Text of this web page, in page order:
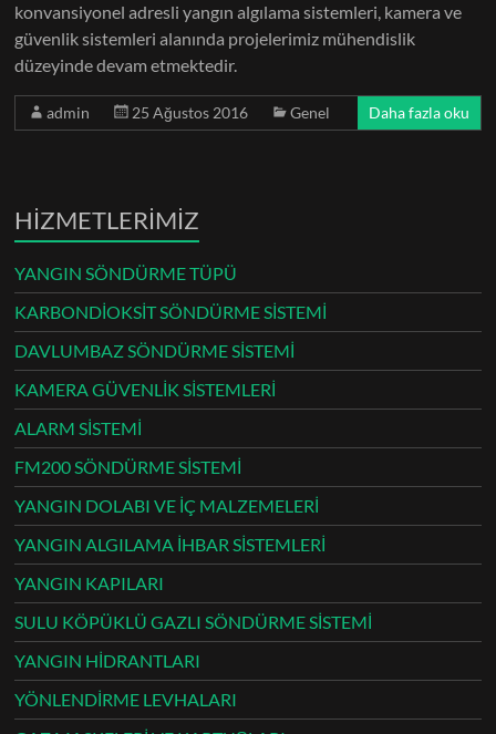
konvansiyonel adresli yangın algılama sistemleri, kamera ve
güvenlik sistemleri alanında projelerimiz mühendislik
düzeyinde devam etmektedir.
admin 25 Ağustos 2016 Genel Daha fazla oku
HİZMETLERİMİZ
YANGIN SÖNDÜRME TÜPÜ
KARBONDİOKSİT SÖNDÜRME SİSTEMİ
DAVLUMBAZ SÖNDÜRME SİSTEMİ
KAMERA GÜVENLİK SİSTEMLERİ
ALARM SİSTEMİ
FM200 SÖNDÜRME SİSTEMİ
YANGIN DOLABI VE İÇ MALZEMELERİ
YANGIN ALGILAMA İHBAR SİSTEMLERİ
YANGIN KAPILARI
SULU KÖPÜKLÜ GAZLI SÖNDÜRME SİSTEMİ
YANGIN HİDRANTLARI
YÖNLENDİRME LEVHALARI